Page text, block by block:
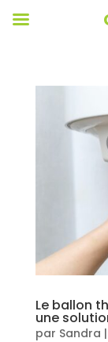
Le ballon
une
par Sandra |